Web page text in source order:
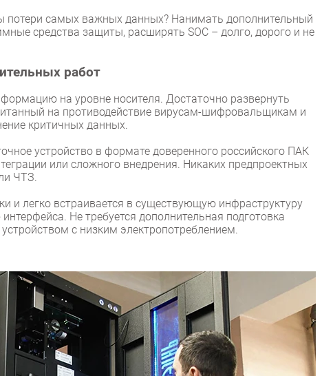
потери самых важных данных? Нанимать дополнительный
средства защиты, расширять SOC – долго, дорого и не
работ
на уровне носителя. Достаточно развернуть
на противодействие вирусам-шифровальщикам и
критичных данных.
устройство в формате доверенного российского ПАК
или сложного внедрения. Никаких предпроектных
ЧТЗ.
и легко встраивается в существующую инфраструктуру
Не требуется дополнительная подготовка
с низким электропотреблением.